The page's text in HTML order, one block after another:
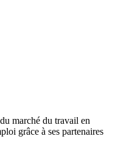
marché du travail en
grâce à ses partenaires